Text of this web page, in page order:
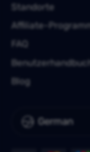
German
Standorte
Affiliate-
FAQ
Blog